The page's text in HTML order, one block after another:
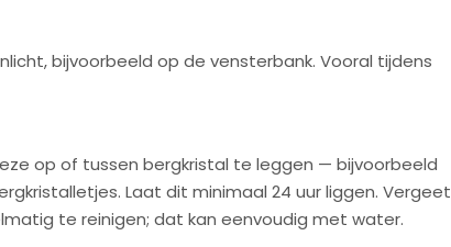
bijvoorbeeld op de vensterbank. Vooral tijdens
op of tussen bergkristal te leggen — bijvoorbeeld
Laat dit minimaal 24 uur liggen. Vergeet
te reinigen; dat kan eenvoudig met water.